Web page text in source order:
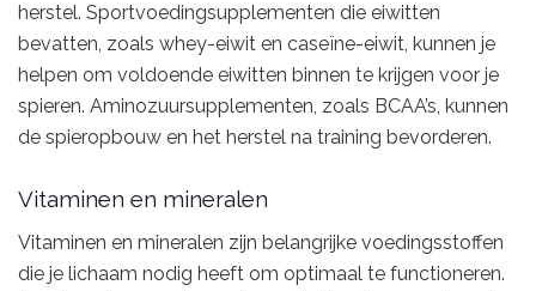
herstel. Sportvoedingsupplementen die eiwitten
bevatten, zoals whey-eiwit en caseïne-eiwit, kunnen je
helpen om voldoende eiwitten binnen te krijgen voor je
spieren. Aminozuursupplementen, zoals BCAA’s, kunnen
de spieropbouw en het herstel na training bevorderen.
Vitaminen en mineralen
Vitaminen en mineralen zijn belangrijke voedingsstoffen
die je lichaam nodig heeft om optimaal te functioneren.